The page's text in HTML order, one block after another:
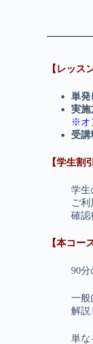
【レッス
単発
実施
※オ
受講
【学生割
学生
ご
確認
【本コー
90
一般
解説
単な